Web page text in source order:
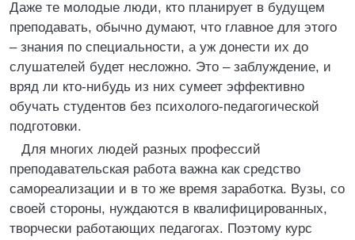
Даже те молодые люди, кто планирует в будущем
преподавать, обычно думают, что главное для этого
– знания по специальности, а уж донести их до
слушателей будет несложно. Это – заблуждение, и
вряд ли кто-нибудь из них сумеет эффективно
обучать студентов без психолого-педагогической
подготовки.
Для многих людей разных профессий
преподавательская работа важна как средство
самореализации и в то же время заработка. Вузы, со
своей стороны, нуждаются в квалифицированных,
творчески работающих педагогах. Поэтому курс